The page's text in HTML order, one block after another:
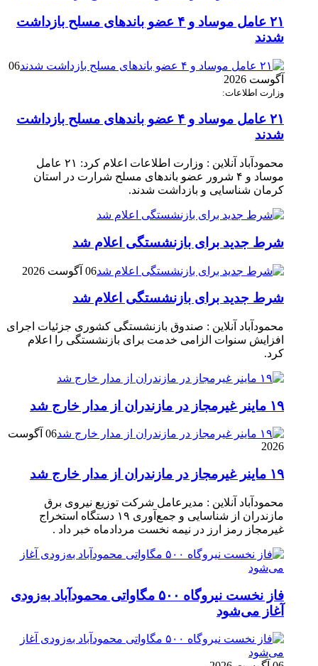
۲۱ عامل موساد و ۴ عضو باند‌های مسلح بازداشت
شدند
06
آگوست 2026
وزارت اطلاعات:
۲۱ عامل موساد و ۴ عضو باند‌های مسلح بازداشت
شدند
محمودآباد آنلاین : وزارت اطلاعات اعلام کرد: ۲۱ عامل
موساد و ۴ شرور عضو باند‌های مسلح شرارت در استان
کرمان شناسایی و بازداشت شدند.
شرط جدید برای بازنشستگی اعلام شد
06 آگوست 2026
شرط جدید برای بازنشستگی اعلام شد
محمودآباد آنلاین : صندوق بازنشستگی کشوری جزئیات اجرای
افزایش سنوات الزامی خدمت برای بازنشستگی را اعلام
کرد.
۱۹ ماینر غیرمجاز در مازندران از مدار خارج شد
06 آگوست
2026
۱۹ ماینر غیرمجاز در مازندران از مدار خارج شد
محمودآباد آنلاین : مدیرعامل شرکت توزیع نیروی برق
مازندران از شناسایی و جمع‌آوری ۱۹ دستگاه استخراج
غیرمجاز رمز ارز در نیمه نخست مردادماه خبر داد .
فاز نخست نیروگاه ۵۰۰ مگاواتی محمودآباد به‌زودی
آغاز می‌شود